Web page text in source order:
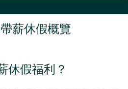
薪休假概覽
休假福利？